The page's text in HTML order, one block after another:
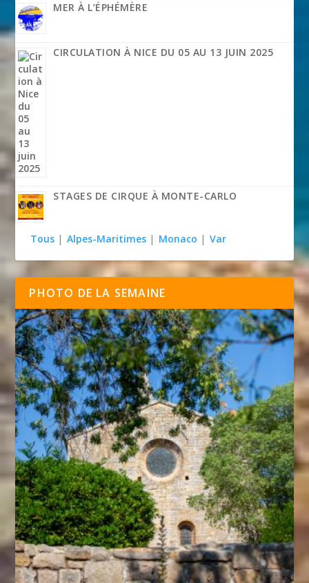
MER À L’ÉPHÉMÈRE
CIRCULATION À NICE DU 05 AU 13 JUIN 2025
STAGES DE CIRQUE À MONTE-CARLO
Tous | Alpes-Maritimes | Monaco | Var
PHOTO DE LA SEMAINE